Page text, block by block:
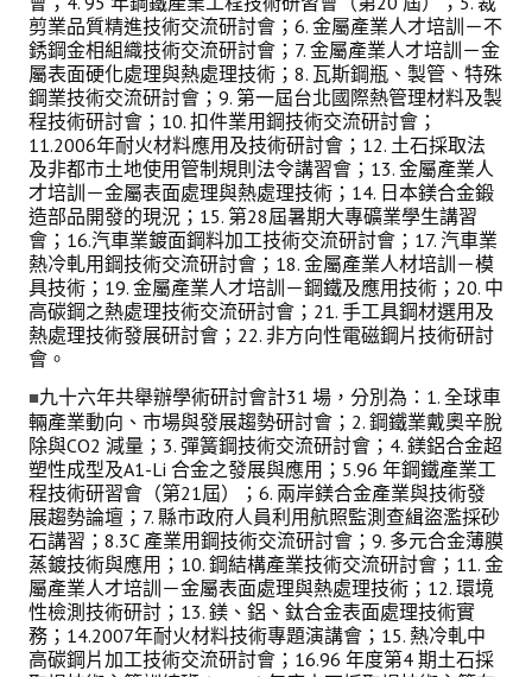
剪業品質精進技術交流研討會；6. 金屬產業人才培訓－不
銹鋼金相組織技術交流研討會；7. 金屬產業人才培訓－金
屬表面硬化處理與熱處理技術；8. 瓦斯鋼瓶、製管、特殊
鋼業技術交流研討會；9. 第一屆台北國際熱管理材料及製
程技術研討會；10. 扣件業用鋼技術交流研討會；
11.2006年耐火材料應用及技術研討會；12. 土石採取法
及非都市土地使用管制規則法令講習會；13. 金屬產業人
才培訓－金屬表面處理與熱處理技術；14. 日本鎂合金鍛
造部品開發的現況；15. 第28屆暑期大專礦業學生講習
會；16.汽車業鍍面鋼料加工技術交流研討會；17. 汽車業
熱冷軋用鋼技術交流研討會；18. 金屬產業人材培訓－模
具技術；19. 金屬產業人才培訓－鋼鐵及應用技術；20. 中
高碳鋼之熱處理技術交流研討會；21. 手工具鋼材選用及
熱處理技術發展研討會；22. 非方向性電磁鋼片技術研討
會。
■九十六年共舉辦學術研討會計31 場，分別為：1. 全球車
輛產業動向、市場與發展趨勢研討會；2. 鋼鐵業戴奧辛脫
除與CO2 減量；3. 彈簧鋼技術交流研討會；4. 鎂鋁合金超
塑性成型及A1-Li 合金之發展與應用；5.96 年鋼鐵產業工
程技術研習會（第21屆）；6. 兩岸鎂合金產業與技術發
展趨勢論壇；7. 縣市政府人員利用航照監測查緝盜濫採砂
石講習；8.3C 產業用鋼技術交流研討會；9. 多元合金薄膜
蒸鍍技術與應用；10. 鋼結構產業技術交流研討會；11. 金
屬產業人才培訓－金屬表面處理與熱處理技術；12. 環境
性檢測技術研討；13. 鎂、鋁、鈦合金表面處理技術實
務；14.2007年耐火材料技術專題演講會；15. 熱冷軋中
高碳鋼片加工技術交流研討會；16.96 年度第4 期土石採